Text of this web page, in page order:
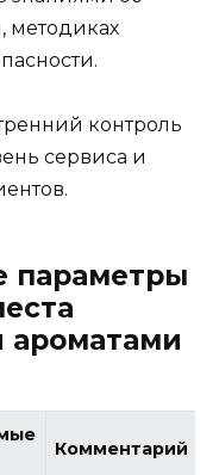
методиках
контроль
сервиса и
параметры
ароматами
Комментарий